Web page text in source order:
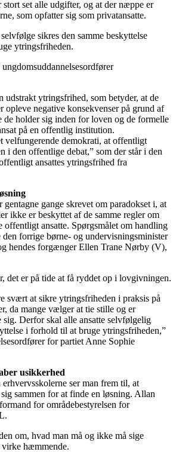
stort set alle udgifter, og at der næppe er
som opfatter sig som privatansatte.
sikres den samme beskyttelse
ytringsfriheden.
udstrakt ytringsfrihed, som betyder, at de
opleve negative konsekvenser på grund af
de holder sig inden for loven og de formelle
på en offentlig institution.
velfungerende demokrati, at offentligt
i den offentlige debat,” som der står i den
ansattes ytringsfrihed fra
gange skrevet om paradokset i, at
ikke er beskyttet af de samme regler om
offentligt ansatte. Spørgsmålet om handling
forrige børne- og undervisningsminister
hendes forgænger Ellen Trane Nørby (V),
det er på tide at få ryddet op i lovgivningen.
svært at sikre ytringsfriheden i praksis på
da mange vælger at tie stille og er
sig. Derfor skal alle ansatte selvfølgelig
i forhold til at bruge ytringsfriheden,”
for partiet Anne Sophie
usikkerhed
ser man frem til, at
sammen for at finde en løsning. Allan
for områdebestyrelsen for
om, hvad man må og ikke må sige
hæmmende.